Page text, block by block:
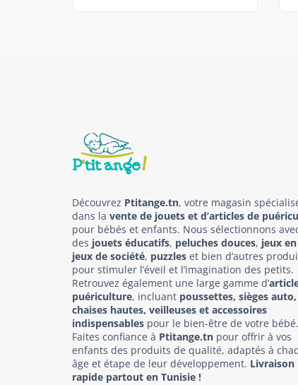
Découvrez Ptitange.tn, votre magasin
dans la vente de jouets et d’articles de
pour bébés et enfants. Nous sélectionnons
des jouets éducatifs, peluches douces, jeux
jeux de société, puzzles et bien d’autres
pour stimuler l’éveil et l’imagination des petits.
Retrouvez également une large gamme d’
puériculture, incluant poussettes, sièges auto,
chaises hautes, veilleuses et accessoires
indispensables pour le bien-être de votre bébé.
Faites confiance à Ptitange.tn pour offrir à vos
enfants des produits de qualité, adaptés à
âge et étape de leur développement. Livraison
rapide partout en Tunisie !